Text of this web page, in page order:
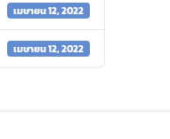
เมษายน 12, 2022
เมษายน 12, 2022